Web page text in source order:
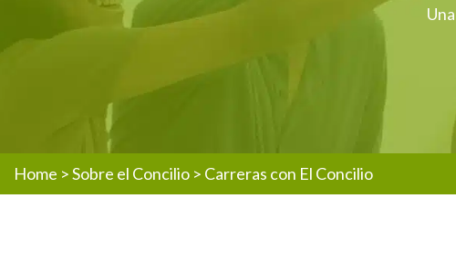
Home >Sobre el Concilio > Carreras con El Concilio